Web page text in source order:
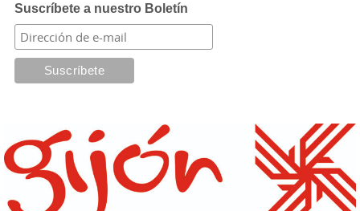
Suscríbete a nuestro Boletín